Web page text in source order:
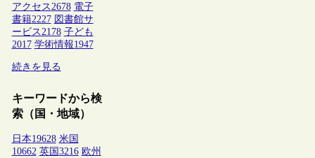
アクセス 2678 電子
書籍2227 図書館サ
ービス 2178 子ども
2017 学術情報1947
続きを見る
キーワードから検
索（国・地域）
日本19628 米国
10662 英国 3216 欧州